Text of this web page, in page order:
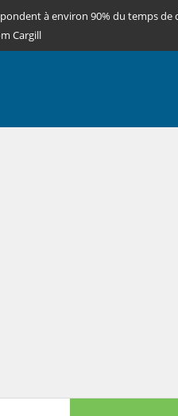
à environ 90% du temps
Cargill